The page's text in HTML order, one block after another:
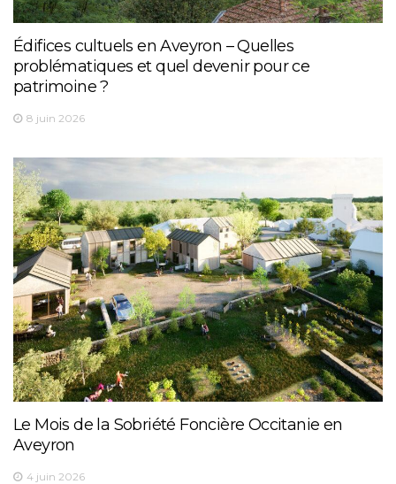
Édifices cultuels en Aveyron – Quelles
problématiques et quel devenir pour ce
patrimoine ?
8 juin 2026
Le Mois de la Sobriété Foncière Occitanie en
Aveyron
4 juin 2026